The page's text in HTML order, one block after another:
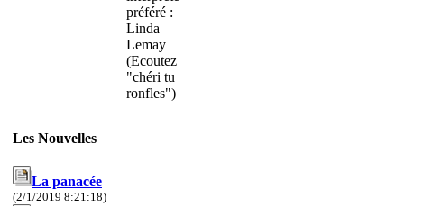
préféré :
Linda
Lemay
(Ecoutez
"chéri tu
ronfles")
Les Nouvelles
La panacée
(2/1/2019 8:21:18)